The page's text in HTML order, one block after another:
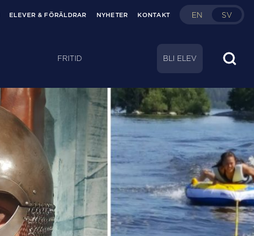
ELEVER & FÖRÄLDRAR NYHETER KONTAKT EN SV
FRITID BLI ELEV